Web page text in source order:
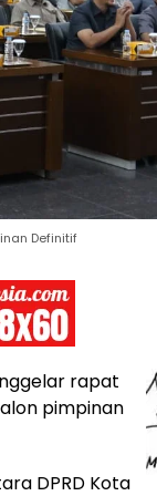
Definitif
rapat
pimpinan
DPRD Kota